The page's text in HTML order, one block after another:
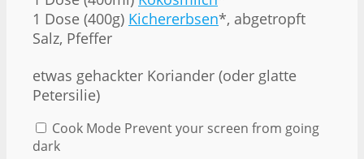
1 Dose (400g) Kichererbsen*, abgetropft
Salz, Pfeffer
etwas gehackter Koriander (oder glatte
Petersilie)
Cook Mode Prevent your screen from going
dark